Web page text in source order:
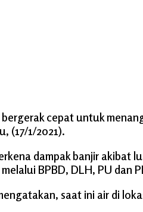
cepat untuk
(17/1/2021).
dampak banjir
BPBD, DLH, PU dan
saat ini air di